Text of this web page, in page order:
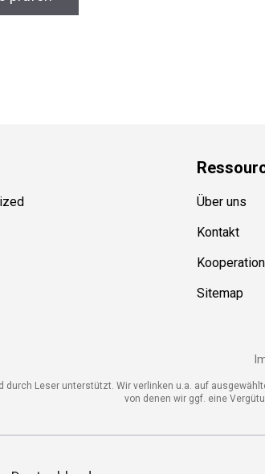
Über uns
Kontakt
Kooperation
Sitemap
Leser unterstützt. Wir verlinken u.a. auf ausgewählte
von denen wir ggf. eine